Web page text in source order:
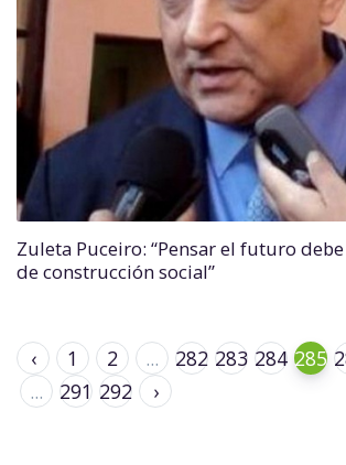
Zuleta Puceiro: “Pensar el futuro
de construcción social”
‹ 1 2 ... 282 283 284 285
...
291 292 ›